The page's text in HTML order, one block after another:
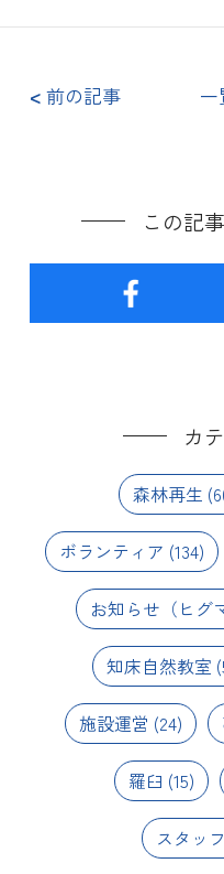
< 前の記事 一
この記
カ
森林再生
ボランティア (134)
お知らせ（ヒグ
知床自然教室
施設運営 (24)
羅臼 (15)
スタッ